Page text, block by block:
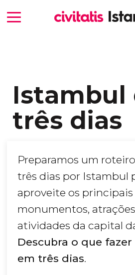
Istambul
três dias
Preparamos um
três dias por Istambul
aproveite os principais
monumentos,
atividades da capital
Descubra o que
em três dias.